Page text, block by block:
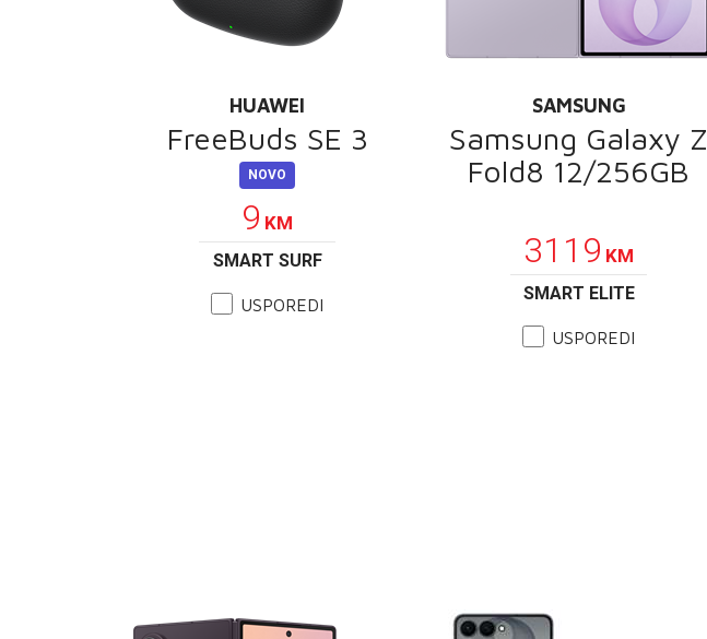
HUAWEI
FreeBuds SE 3
NOVO
9 KM
SMART SURF
USPOREDI
SAMSUNG
Samsung Galaxy Z
Fold8 12/256GB
3119 KM
SMART ELITE
USPOREDI